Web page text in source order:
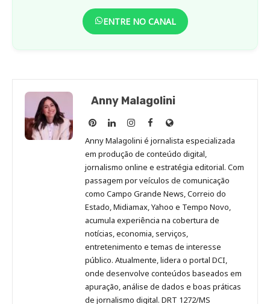
ENTRE NO CANAL
Anny Malagolini
Anny
Malagolini
no
Pinterest
Anny
Malagolini
no
LinkedIn
Anny
Malagolini
no
Instagram
Anny
Malagolini
no
Facebook
Site
de
Anny
Malagolini
Anny Malagolini é jornalista especializada
em produção de conteúdo digital,
jornalismo online e estratégia editorial. Com
passagem por veículos de comunicação
como Campo Grande News, Correio do
Estado, Midiamax, Yahoo e Tempo Novo,
acumula experiência na cobertura de
notícias, economia, serviços,
entretenimento e temas de interesse
público. Atualmente, lidera o portal DCI,
onde desenvolve conteúdos baseados em
apuração, análise de dados e boas práticas
de jornalismo digital. DRT 1272/MS